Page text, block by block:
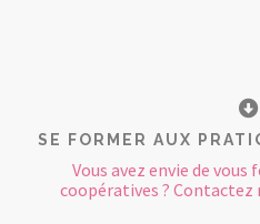
SE FORMER AUX
Vous avez envie de
coopératives ? Contactez